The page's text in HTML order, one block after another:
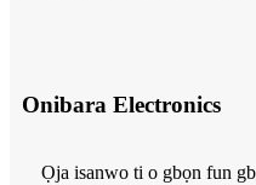
Onibara Electronics
Ọja isanwo ti o gbọn fun